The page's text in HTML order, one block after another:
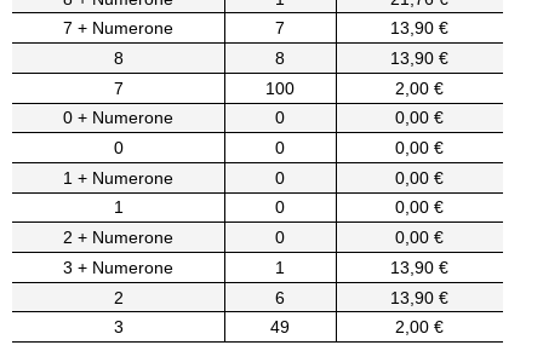
7 + Numerone
7
13,90 €
8
8
13,90 €
7
100
2,00 €
0 + Numerone
0
0,00 €
0
0
0,00 €
1 + Numerone
0
0,00 €
1
0
0,00 €
2 + Numerone
0
0,00 €
3 + Numerone
1
13,90 €
2
6
13,90 €
3
49 2,00 €